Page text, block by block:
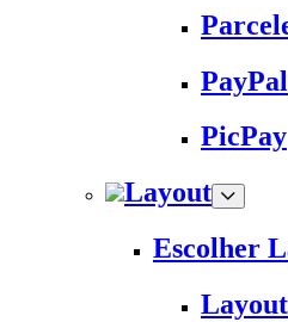
PayPal
PicPay
Layout
Escolher